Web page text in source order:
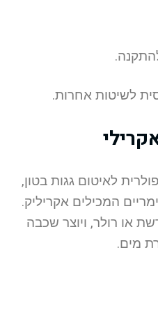
לשיטות אחרות.
לאיטום גגות בטון,
המכילים אקריליק.
או רולר, ויוצר שכבה
מים.